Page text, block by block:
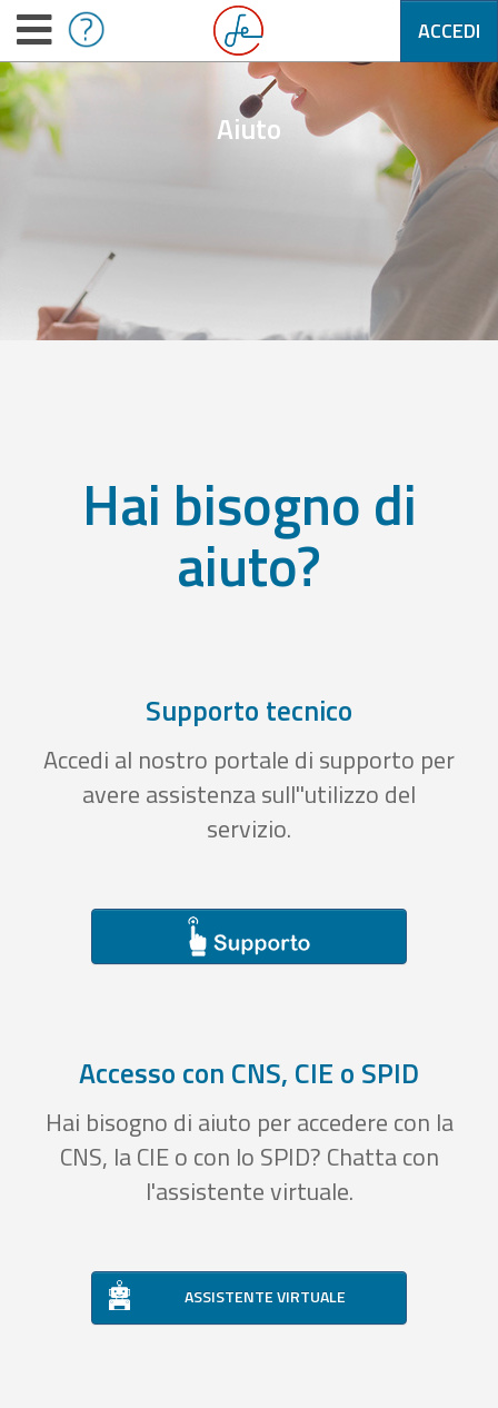
ACCEDI
Aiuto
Hai bisogno di
aiuto?
Supporto tecnico
Accedi al nostro portale di supporto per
avere assistenza sull''utilizzo del
servizio.
Accesso con CNS, CIE o SPID
Hai bisogno di aiuto per accedere con la
CNS, la CIE o con lo SPID? Chatta con
l'assistente virtuale.
ASSISTENTE VIRTUALE